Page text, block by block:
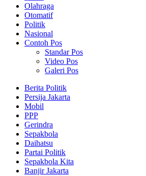
Olahraga
Otomatif
Politik
Nasional
Contoh Pos
Standar Pos
Video Pos
Galeri Pos
Berita Politik
Persija Jakarta
Mobil
PPP
Gerindra
Sepakbola
Daihatsu
Partai Politik
Sepakbola Kita
Banjir Jakarta